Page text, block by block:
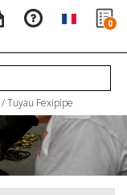
0
/Tuyau Fexipipe